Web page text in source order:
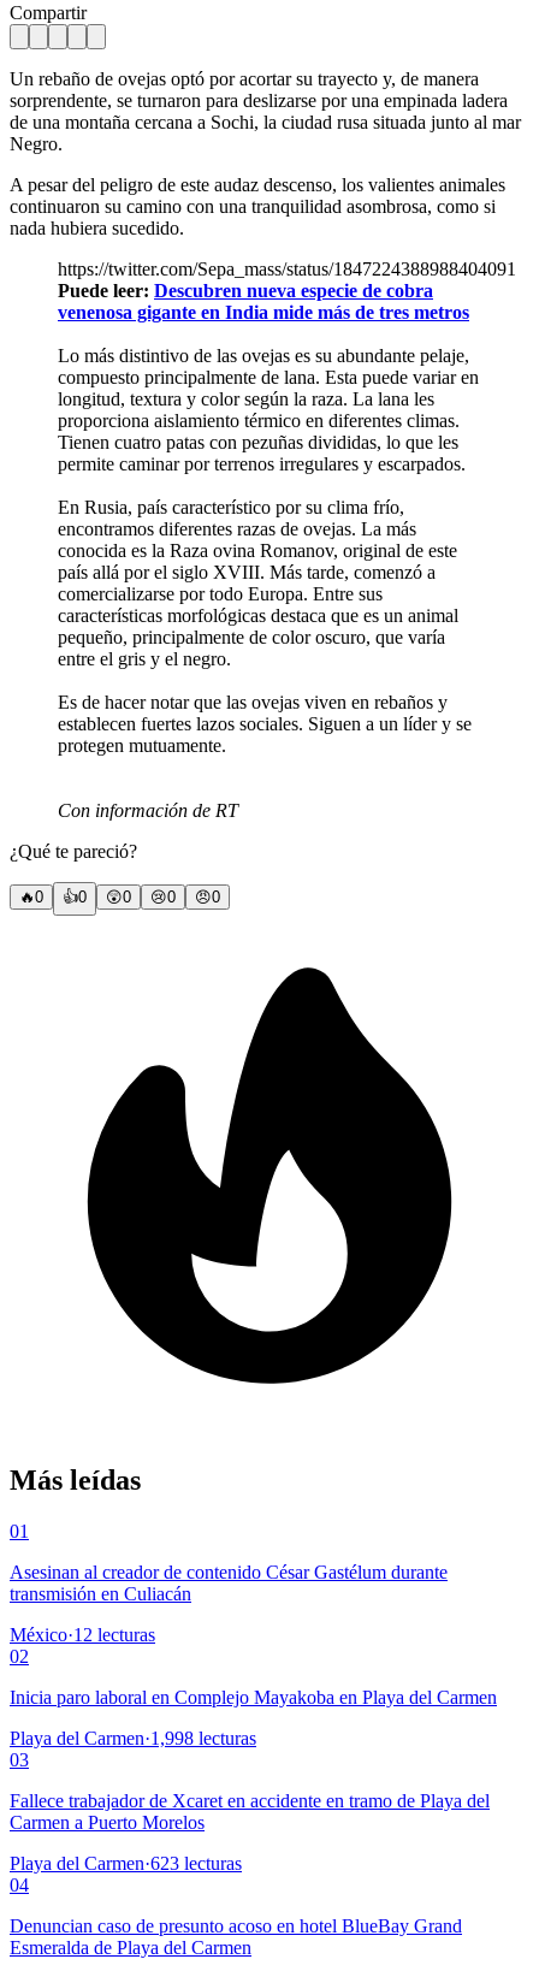
Compartir
Un rebaño de ovejas optó por acortar su trayecto y, de manera
sorprendente, se turnaron para deslizarse por una empinada ladera
de una montaña cercana a Sochi, la ciudad rusa situada junto al mar
Negro.
A pesar del peligro de este audaz descenso, los valientes animales
continuaron su camino con una tranquilidad asombrosa, como si
nada hubiera sucedido.
https://twitter.com/Sepa_mass/status/1847224388988404091
Puede leer: Descubren nueva especie de cobra
venenosa gigante en India mide más de tres metros
Lo más distintivo de las ovejas es su abundante pelaje,
compuesto principalmente de lana. Esta puede variar en
longitud, textura y color según la raza. La lana les
proporciona aislamiento térmico en diferentes climas.
Tienen cuatro patas con pezuñas divididas, lo que les
permite caminar por terrenos irregulares y escarpados.
En Rusia, país característico por su clima frío,
encontramos diferentes razas de ovejas. La más
conocida es la Raza ovina Romanov, original de este
país allá por el siglo XVIII. Más tarde, comenzó a
comercializarse por todo Europa. Entre sus
características morfológicas destaca que es un animal
pequeño, principalmente de color oscuro, que varía
entre el gris y el negro.
Es de hacer notar que las ovejas viven en rebaños y
establecen fuertes lazos sociales. Siguen a un líder y se
protegen mutuamente.
Con información de RT
¿Qué te pareció?
🔥0 👍0 😲0 😢0 😠0
Más leídas
01
Asesinan al creador de contenido César Gastélum durante
transmisión en Culiacán
México·12 lecturas
02
Inicia paro laboral en Complejo Mayakoba en Playa del Carmen
Playa del Carmen·1,998 lecturas
03
Fallece trabajador de Xcaret en accidente en tramo de Playa del
Carmen a Puerto Morelos
Playa del Carmen·623 lecturas
04
Denuncian caso de presunto acoso en hotel BlueBay Grand
Esmeralda de Playa del Carmen